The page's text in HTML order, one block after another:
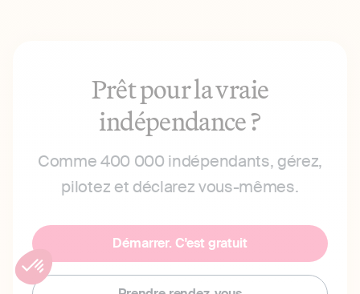
Prêt pour la vraie
indépendance ?
Comme 400 000 indépendants, gérez,
pilotez et déclarez vous-mêmes.
Démarrer. C'est gratuit